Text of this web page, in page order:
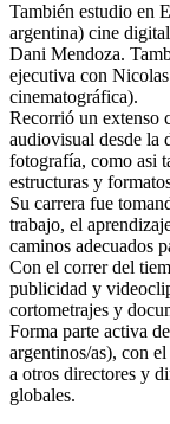
También estudio en
argentina) cine
Dani Mendoza.
ejecutiva con
cinematográfica).
Recorrió un extenso
audiovisual desde la
fotografía, como asi
estructuras y
Su carrera fue
trabajo, el
caminos adecuados
Con el correr del
publicidad y
cortometrajes y
Forma parte activa
argentinos/as), con
a otros directores y
globales.